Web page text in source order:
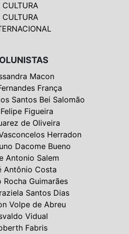
CULTURA
CULTURA
Macon
França
Santos Bei Salomão
Figueira
de Oliveira
Herradon
Dacome Bueno
Antonio Salem
Antônio Costa
Rocha Guimarães
Santos Dias
Volpe de Abreu
Vidual
Fabris